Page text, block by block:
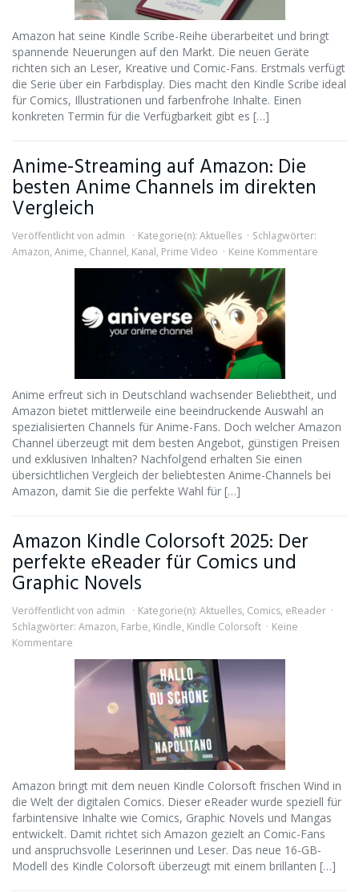
Amazon hat seine Kindle Scribe-Reihe überarbeitet und bringt
spannende Neuerungen auf den Markt. Die neuen Geräte
richten sich an Leser, Kreative und Comic-Fans. Erstmals verfügt
die Serie über ein Farbdisplay. Dies macht den Kindle Scribe ideal
für Comics, Illustrationen und farbenfrohe Inhalte. Einen
konkreten Termin für die Verfügbarkeit gibt es […]
Anime-Streaming auf Amazon: Die
besten Anime Channels im direkten
Vergleich
Veröffentlicht von admin Kategorie(n): Aktuelles
Schlagwörter:
Amazon, Anime, Channel, Kanal, Prime Video Keine Kommentare
Anime erfreut sich in Deutschland wachsender Beliebtheit, und
Amazon bietet mittlerweile eine beeindruckende Auswahl an
spezialisierten Channels für Anime-Fans. Doch welcher Amazon
Channel überzeugt mit dem besten Angebot, günstigen Preisen
und exklusiven Inhalten? Nachfolgend erhalten Sie einen
übersichtlichen Vergleich der beliebtesten Anime-Channels bei
Amazon, damit Sie die perfekte Wahl für […]
Amazon Kindle Colorsoft 2025: Der
perfekte eReader für Comics und
Graphic Novels
Veröffentlicht von admin Kategorie(n): Aktuelles, Comics, eReader
Schlagwörter: Amazon, Farbe, Kindle, Kindle Colorsoft
Keine
Kommentare
Amazon bringt mit dem neuen Kindle Colorsoft frischen Wind in
die Welt der digitalen Comics. Dieser eReader wurde speziell für
farbintensive Inhalte wie Comics, Graphic Novels und Mangas
entwickelt. Damit richtet sich Amazon gezielt an Comic-Fans
und anspruchsvolle Leserinnen und Leser. Das neue 16-GB-
Modell des Kindle Colorsoft überzeugt mit einem brillanten […]